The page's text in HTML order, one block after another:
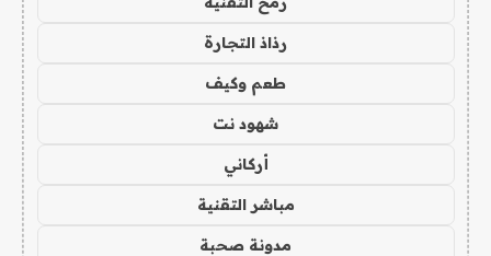
رذاذ التجارة
طعم وكيف
شهود نت
أركاني
مباشر التقنية
مدونة صحبة